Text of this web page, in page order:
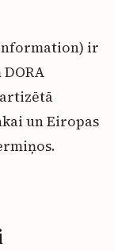
ir
un Eiropas